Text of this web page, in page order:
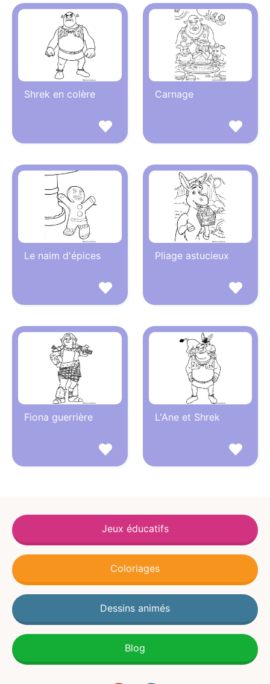
Shrek en colère Carnage
Le naim d'épices Pliage astucieux
Fiona guerrière L'Ane et Shrek
Jeux éducatifs
Coloriages
Dessins animés
Blog